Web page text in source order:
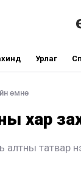
Урлаг
өмнө
хар
алтны татвар